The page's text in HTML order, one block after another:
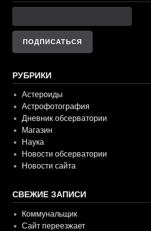
РУБРИКИ
Астероиды
Астрофотография
Дневник обсерватории
Магазин
Наука
Новости обсерватории
Новости сайта
СВЕЖИЕ ЗАПИСИ
Коммунальщик
Сайт переезжает